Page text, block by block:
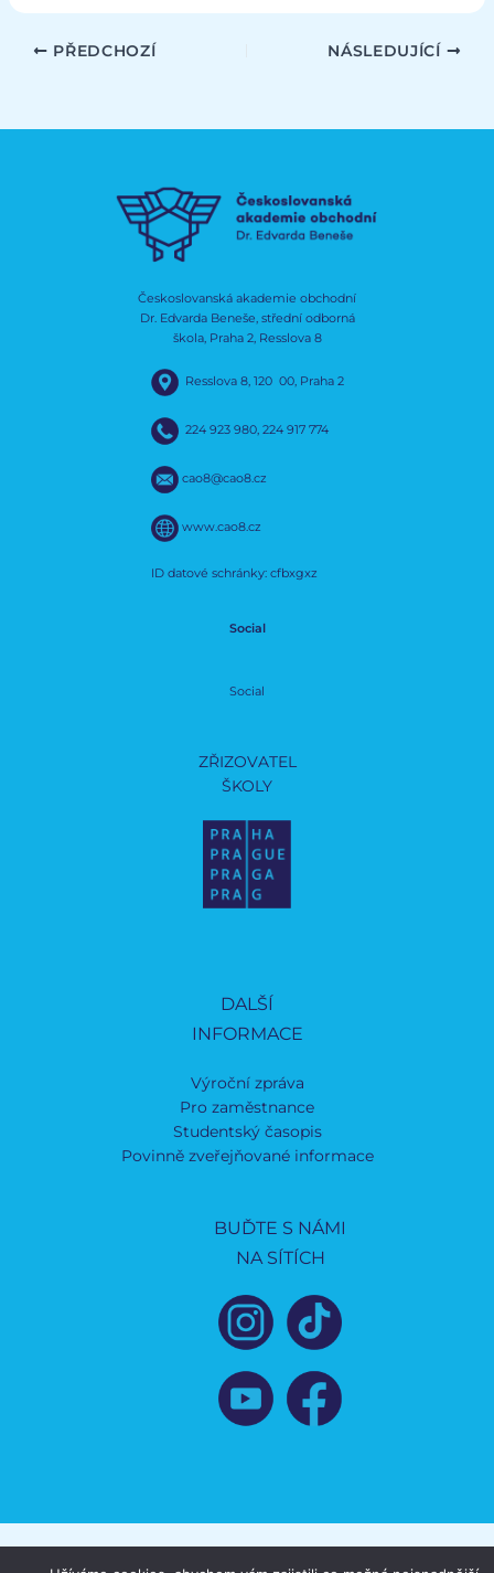
PŘEDCHOZÍ NÁSLEDUJÍCÍ
Českoslovanská akademie obchodní
Dr. Edvarda Beneše, střední odborná
škola, Praha 2, Resslova 8
Resslova 8, 120 00, Praha 2
224 923 980, 224 917 774
cao8@cao8.cz
www.cao8.cz
ID datové schránky: cfbxgxz
Social
Social
ZŘIZOVATEL
ŠKOLY
DALŠÍ
INFORMACE
Výroční zpráva
Pro zaměstnance
Studentský časopis
Povinně zveřejňované informace
BUĎTE S NÁMI
NA SÍTÍCH